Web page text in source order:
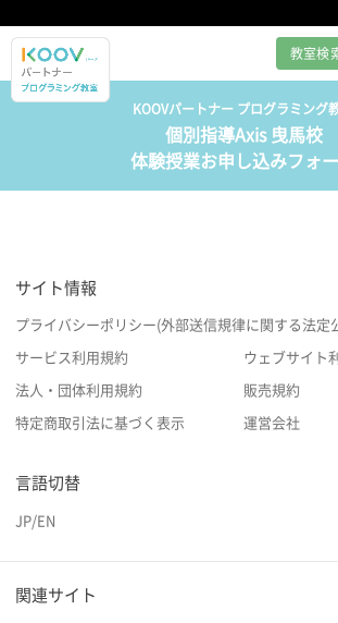
教室検
プログラミング教室とは
カリキュラム紹介
サポート
KOOVパートナー プログラミング
個別指導Axis 曳馬校
体験授業お申し込みフォ
サイト情報
プライバシーポリシー(外部送信規律に関する法定
サービス利用規約 ウェブサイト
法人・団体利用規約 販売規約
特定商取引法に基づく表示 運営会社
言語切替
JP/EN
関連サイト